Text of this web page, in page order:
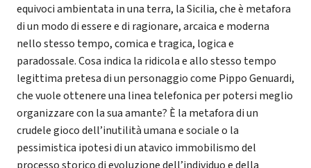
equivoci ambientata in una terra, la Sicilia, che è metafora
di un modo di essere e di ragionare, arcaica e moderna
nello stesso tempo, comica e tragica, logica e
paradossale. Cosa indica la ridicola e allo stesso tempo
legittima pretesa di un personaggio come Pippo Genuardi,
che vuole ottenere una linea telefonica per potersi meglio
organizzare con la sua amante? È la metafora di un
crudele gioco dell’inutilità umana e sociale o la
pessimistica ipotesi di un atavico immobilismo del